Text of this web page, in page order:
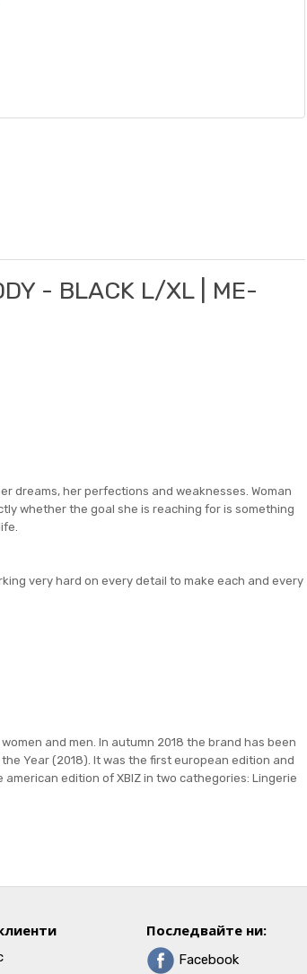
- BLACK L/XL | ME-
dreams, her perfections and weaknesses. Woman
whether the goal she is reaching for is something
very hard on every detail to make each and every
and men. In autumn 2018 the brand has been
Year (2018). It was the first european edition and
edition of XBIZ in two cathegories: Lingerie
Последвайте ни:
Facebook